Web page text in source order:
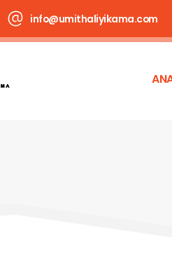
info@umithaliyikama.com